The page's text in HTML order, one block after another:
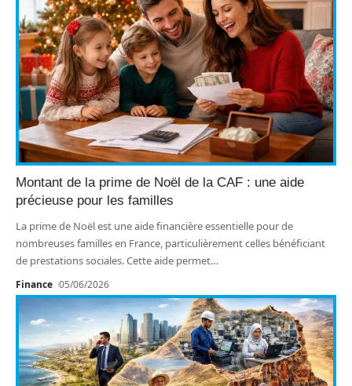
Montant de la prime de Noël de la CAF : une aide
précieuse pour les familles
La prime de Noël est une aide financière essentielle pour de
nombreuses familles en France, particulièrement celles bénéficiant
de prestations sociales. Cette aide permet…
Finance 05/06/2026